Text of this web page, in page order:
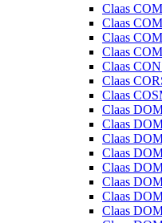
Claas
Claas
Claas
Claas
Claas
Claas
Claas
Claas
Claas
Claas
Claas
Claas
Claas
Claas
Claas